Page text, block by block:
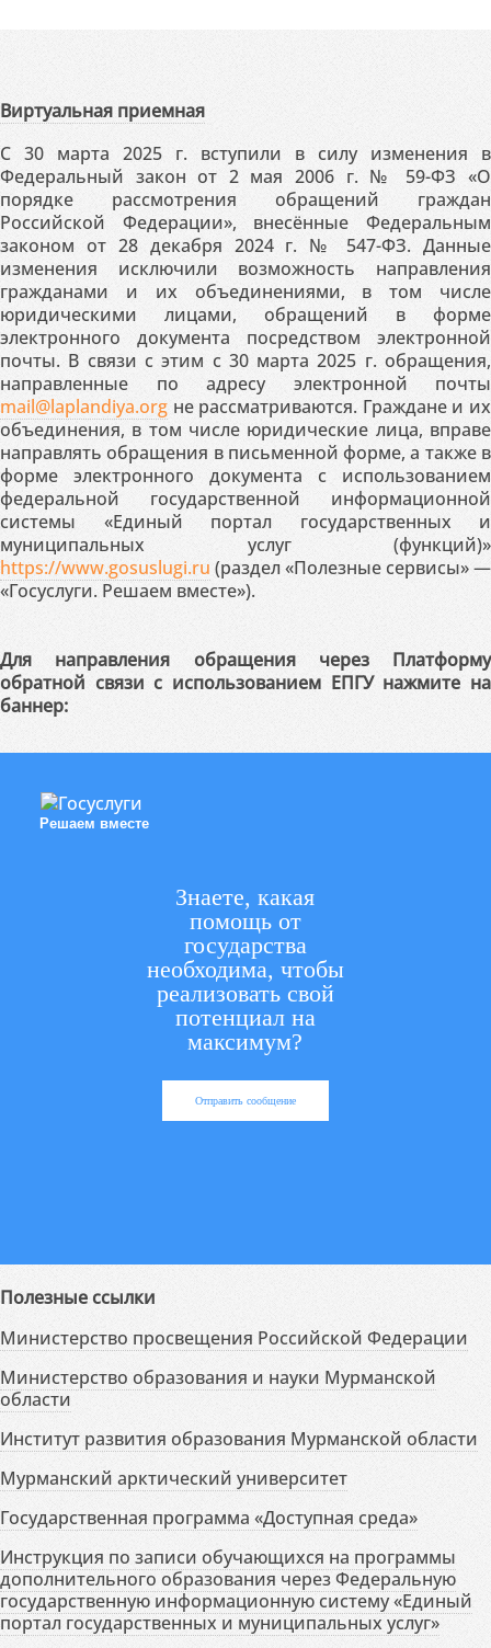
Виртуальная приемная
С 30 марта 2025 г. вступили в силу изменения в
Федеральный закон от 2 мая 2006 г. № 59-ФЗ «О
порядке рассмотрения обращений граждан
Российской Федерации», внесённые Федеральным
законом от 28 декабря 2024 г. № 547-ФЗ. Данные
изменения исключили возможность направления
гражданами и их объединениями, в том числе
юридическими лицами, обращений в форме
электронного документа посредством электронной
почты. В связи с этим с 30 марта 2025 г. обращения,
направленные по адресу электронной почты
mail@laplandiya.org не рассматриваются. Граждане и их
объединения, в том числе юридические лица, вправе
направлять обращения в письменной форме, а также в
форме электронного документа с использованием
федеральной государственной информационной
системы «Единый портал государственных и
муниципальных услуг (функций)»
https://www.gosuslugi.ru (раздел «Полезные сервисы» —
«Госуслуги. Решаем вместе»).
Для направления обращения через Платформу
обратной связи с использованием ЕПГУ нажмите на
баннер:
Решаем вместе
Знаете, какая
помощь от
государства
необходима, чтобы
реализовать свой
потенциал на
максимум?
Отправить сообщение
Полезные ссылки
Министерство просвещения Российской Федерации
Министерство образования и науки Мурманской
области
Институт развития образования Мурманской области
Мурманский арктический университет
Государственная программа «Доступная среда»
Инструкция по записи обучающихся на программы
дополнительного образования через Федеральную
государственную информационную систему «Единый
портал государственных и муниципальных услуг»